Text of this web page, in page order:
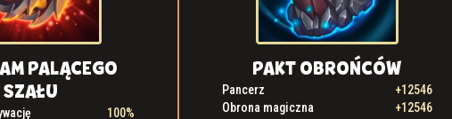
PALĄCEGO
SZAŁU
100%
PAKT OBROŃCÓW
Pancerz
+12546
Obrona magiczna
+12546